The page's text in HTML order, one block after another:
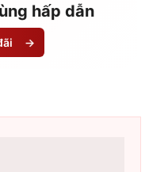
hấp dẫn
→